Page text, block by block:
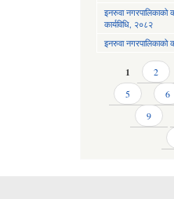
इनरुवा नगरपालिकाको
कार्यविधि, २०८२
इनरुवा नगरपालिकाको
Pages1 2
5
6
9